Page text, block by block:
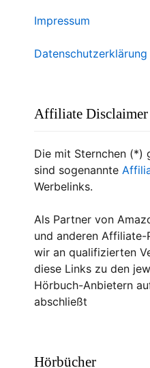
Impressum
Datenschutzerklärung
Affiliate Disclaimer
Die mit Sternchen (*)
sind sogenannte
Werbelinks.
Als Partner von
und anderen
wir an qualifizierten
diese Links zu den
Hörbuch-Anbietern
abschließt
Hörbücher